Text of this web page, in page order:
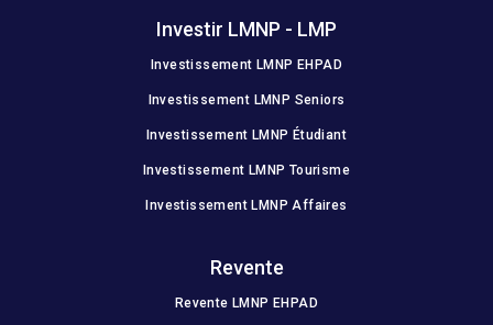
Investir LMNP - LMP
Investissement LMNP EHPAD
Investissement LMNP Seniors
Investissement LMNP Étudiant
Investissement LMNP Tourisme
Investissement LMNP Affaires
Revente
Revente LMNP EHPAD